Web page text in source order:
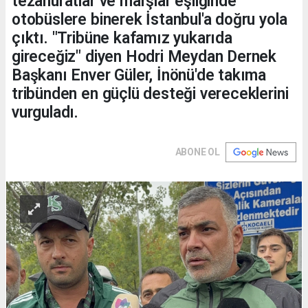
otobüslere binerek İstanbul'a doğru yola
çıktı. "Tribüne kafamız yukarıda
gireceğiz" diyen Hodri Meydan Dernek
Başkanı Enver Güler, İnönü'de takıma
tribünden en güçlü desteği vereceklerini
vurguladı.
ABONE OL